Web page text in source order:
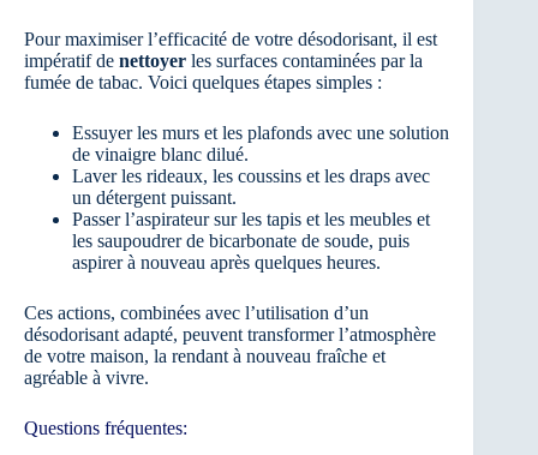
Pour maximiser l’efficacité de votre désodorisant, il est
impératif de nettoyer les surfaces contaminées par la
fumée de tabac. Voici quelques étapes simples :
Essuyer les murs et les plafonds avec une solution
de vinaigre blanc dilué.
Laver les rideaux, les coussins et les draps avec
un détergent puissant.
Passer l’aspirateur sur les tapis et les meubles et
les saupoudrer de bicarbonate de soude, puis
aspirer à nouveau après quelques heures.
Ces actions, combinées avec l’utilisation d’un
désodorisant adapté, peuvent transformer l’atmosphère
de votre maison, la rendant à nouveau fraîche et
agréable à vivre.
Questions fréquentes: